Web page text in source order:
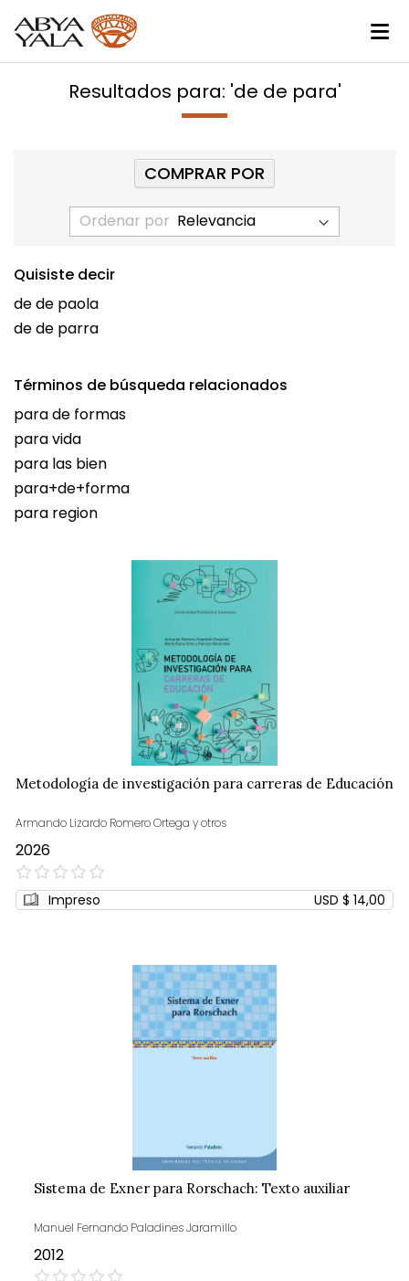
Resultados para: 'de de para'
Ordenar por
Quisiste decir
de de paola
de de parra
Términos de búsqueda relacionados
para de formas
para vida
para las bien
para+de+forma
para region
Metodología de investigación para carreras de Educación
Armando Lizardo Romero Ortega y otros
2026
0%
Impreso USD $ 14,00
Sistema de Exner para Rorschach: Texto auxiliar
Manuel Fernando Paladines Jaramillo
2012
COMPRAR POR